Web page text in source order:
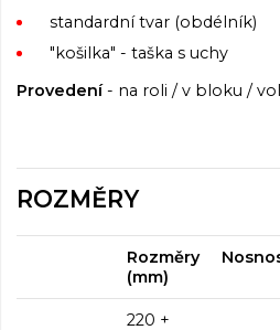
standardní tvar (obdélník)
"košilka" - taška s uchy
Provedení- na roli / v bloku /
ROZMĚRY
Rozměry
(mm)
220 +